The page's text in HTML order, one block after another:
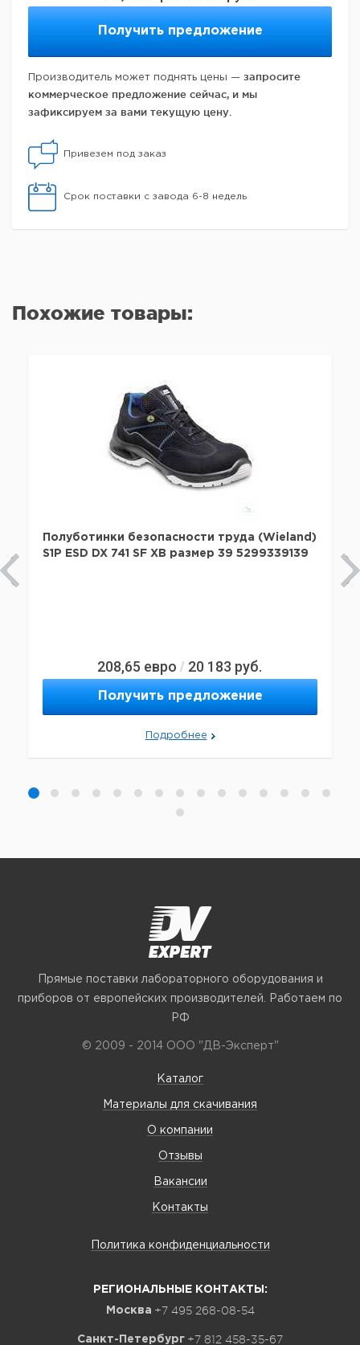
Получить предложение
Производитель может поднять цены — запросите
коммерческое предложение сейчас, и мы
зафиксируем за вами текущую цену.
Привезем под заказ
Срок поставки с завода 6-8 недель
Похожие товары:
Полуботинки безопасности труда (Wieland)
S1P ESD DX 741 SF XB размер 39 5299339139
208,65 евро / 20 183 руб.
Получить предложение
Подробнее
Прямые поставки лабораторного оборудования и
приборов от европейских производителей. Работаем по
РФ
© 2009 - 2014 ООО "ДВ-Эксперт"
Каталог
Материалы для скачивания
О компании
Отзывы
Вакансии
Контакты
Политика конфиденциальности
РЕГИОНАЛЬНЫЕ КОНТАКТЫ:
Москва +7 495 268-08-54
Санкт-Петербург +7 812 458-35-67